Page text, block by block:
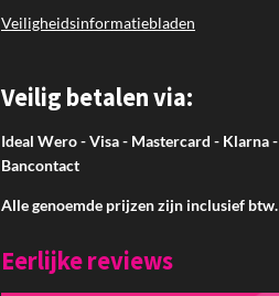
Veiligheidsinformatiebladen
Veilig betalen via:
Ideal Wero - Visa - Mastercard - Klarna -
Bancontact
Alle genoemde prijzen zijn inclusief btw.
Eerlijke reviews